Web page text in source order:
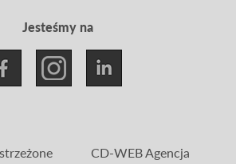
Jesteśmy na
CD-WEB Agencja